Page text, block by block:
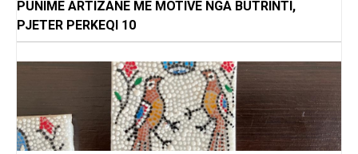
PUNIME ARTIZANE ME MOTIVE NGA BUTRINTI,
PJETER PERKEQI 10